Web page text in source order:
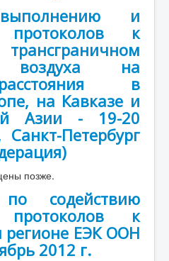
и
протоколов к
воздуха на
в
на Кавказе и
Азии - 19-20
Петербург
позже.
содействию
протоколов к
регионе ЕЭК ООН
2012 г.